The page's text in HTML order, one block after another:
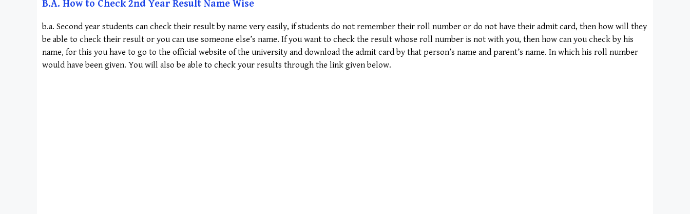
B.A. How to Check 2nd Year Result Name Wise
b.a. Second year students can check their result by name very easily, if students do not remember their roll number or do not have their admit card, then how will they
be able to check their result or you can use someone else’s name. If you want to check the result whose roll number is not with you, then how can you check by his
name, for this you have to go to the official website of the university and download the admit card by that person’s name and parent’s name. In which his roll number
would have been given. You will also be able to check your results through the link given below.